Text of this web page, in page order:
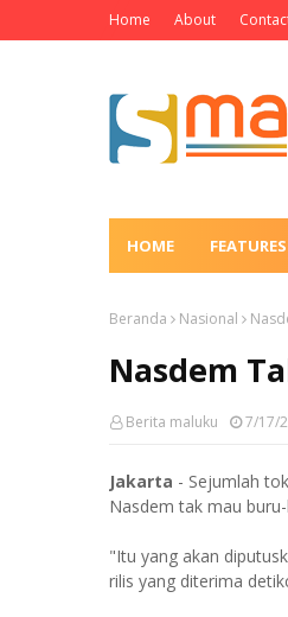
Home About
HOME FEATURES
Beranda Nasional
Nasdem
Berita maluku 7/17/
Jakarta - Sejumlah
Nasdem tak mau
"Itu yang akan
rilis yang diterima